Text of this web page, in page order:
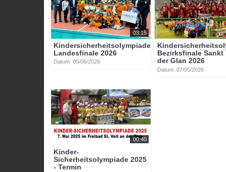
03:15
Kindersicherheitsolympiade
Landesfinale 2026
Datum: 05/06/2026
Bezirksfinale Sankt
der Glan 2026
Datum: 07/05/2026
00:40
Kinder-
Sicherheitsolympiade 2025
- Termin